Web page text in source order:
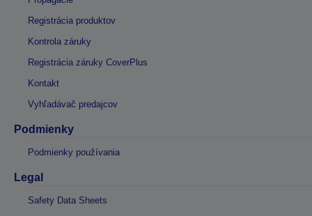
Registrácia produktov
Kontrola záruky
Registrácia záruky CoverPlus
Kontakt
Vyhľadávač predajcov
Podmienky
Podmienky používania
Legal
Safety Data Sheets